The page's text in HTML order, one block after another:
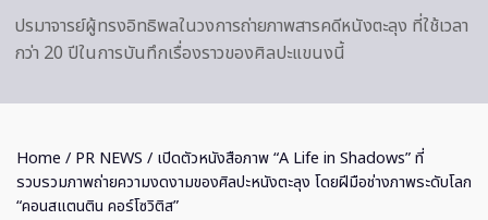
ปรมาจารย์ผู้ทรงอิทธิพลในวงการถ่ายภาพสารคดีหนังตะลุง ที่ใช้เวลา
กว่า 20 ปีในการบันทึกเรื่องราวของศิลปะแขนงนี้
Home / PR NEWS / เปิดตัวหนังสือภาพ “A Life in Shadows” ที่
รวบรวมภาพถ่ายความงดงามของศิลปะหนังตะลุง โดยฝีมือช่างภาพระดับโลก
“คอนสแตนติน คอร์โซวิติส”